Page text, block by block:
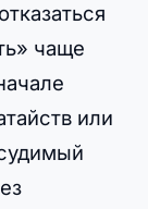
чаще
или